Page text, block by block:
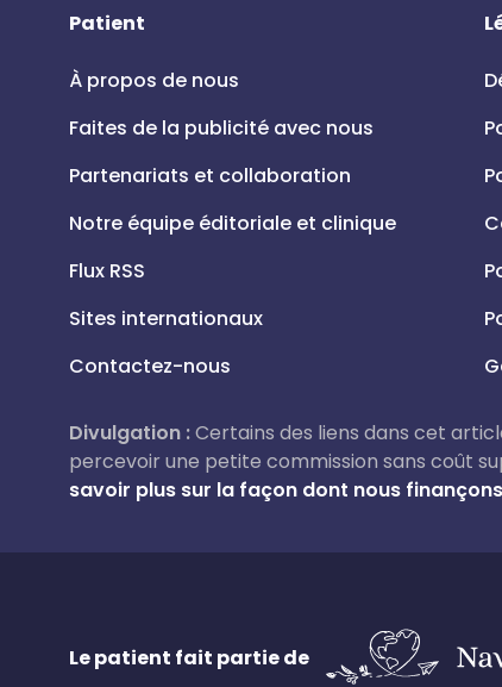
Patient
À propos de nous
Faites de la publicité avec nous
Partenariats et collaboration
Notre équipe éditoriale et clinique
Flux RSS
Sites internationaux
Contactez-nous
Divulgation :Certains des liens dans cet
percevoir une petite commission sans coût
savoir plus sur la façon dont nous
Le patient fait partie de